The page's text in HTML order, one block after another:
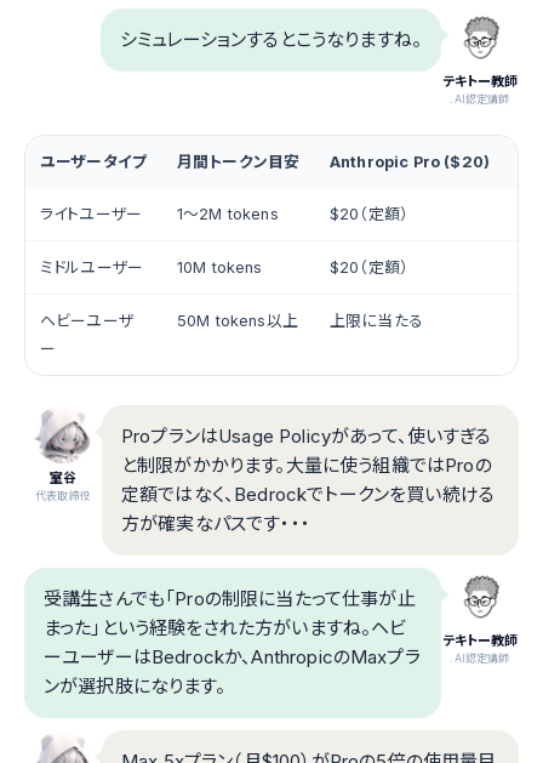
テキトー教師
.AI認定講師
シミュレーションするとこうなりますね。
ユーザータイプ 月間トークン目安 Anthropic Pro ($20)
ライトユーザー 1〜2M tokens $20（定額）
ミドルユーザー 10M tokens $20（定額）
ヘビーユーザ
ー
50M tokens以上 上限に当たる
室谷
代表取締役
ProプランはUsage Policyがあって、使いすぎる
と制限がかかります。大量に使う組織ではProの
定額ではなく、Bedrockでトークンを買い続ける
方が確実なパスです・・・
テキトー教師
.AI認定講師
受講生さんでも「Proの制限に当たって仕事が止
まった」という経験をされた方がいますね。ヘビ
ーユーザーはBedrockか、AnthropicのMaxプラ
ンが選択肢になります。